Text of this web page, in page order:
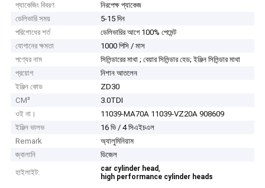
প্যাকেজিং বিবরণ
নিরপেক্ষ প্যাকেজ
ডেলিভারি সময়
5-15 দিন
পরিশোধের শর্ত
ডেলিভারির আগে 100% পেমেন্ট
যোগানের ক্ষমতা
1000 পিসি / মাস
পণ্যের নাম
সিলিন্ডারের মাথা ; বেয়ার সিলিন্ডার হেড; ইঞ্জিন সিলিন্ডার মাথা
প্রয়োগ
নিশান আতলেন
ইঞ্জিন কোড
ZD30
CM³
3.0TDI
ওই না।
11039-MA70A 11039-VZ20A 908609
ইঞ্জিন ভালভ
16 ভি / 4 সিএইচএল
Remark
অ্যালুমিনিয়াম
জ্বালানি
ডিজেল
হাইলাইট:
car cylinder head,
high performance cylinder heads